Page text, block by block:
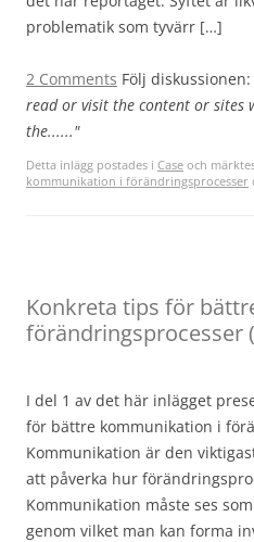
problematik som tyvärr […]
2 Comments Följ diskussionen:
read or visit the content or sites
the......"
Detta inlägg postades i Case och
kommunikation i förändringsprocesser
Konkreta tips för
förändringsprocesser
I del 1 av det här inlägget
för bättre kommunikation i
Kommunikation är den
att påverka hur
Kommunikation måste ses
genom vilket man kan forma